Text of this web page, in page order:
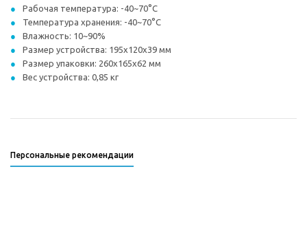
Рабочая температура: -40~70°С
Температура хранения: -40~70°С
Влажность: 10~90%
Размер устройства: 195x120x39 мм
Размер упаковки: 260x165x62 мм
Вес устройства: 0,85 кг
Персональные рекомендации